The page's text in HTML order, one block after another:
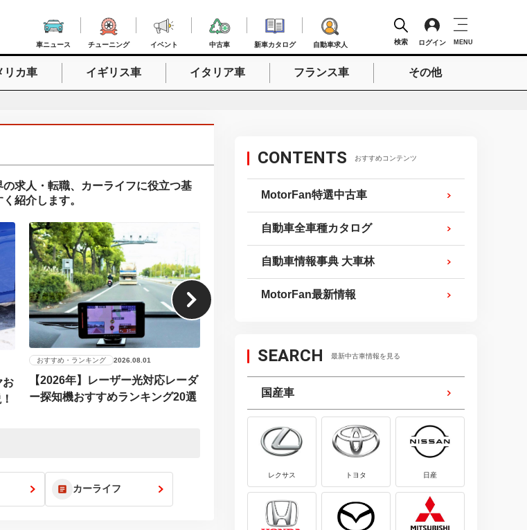
車ニュース チューニング イベント 中古車 新車カタログ 自動車求人 検索 ログイン MENU
リカ車 イギリス車 イタリア車 フランス車 その他
求人・転職、カーライフに役立つ基
紹介します。
お
おすすめ・ランキング 2026.08.01
【2026年】レーザー光対応レーダ
ー探知機おすすめランキング20選
【2023年】ETC車載器おすすめラ
カーライフ
CONTENTS おすすめコンテンツ
MotorFan特選中古車
自動車全車種カタログ
自動車情報事典 大車林
MotorFan最新情報
SEARCH 最新中古車情報を見る
国産車
レクサス トヨタ 日産